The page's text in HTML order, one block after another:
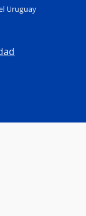
Uruguay